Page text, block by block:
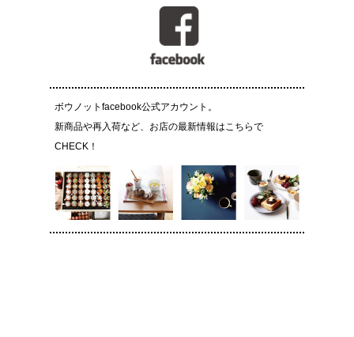
ボウノットfacebook公式アカウント。
新商品や再入荷など、お店の最新情報はこちらで
CHECK！